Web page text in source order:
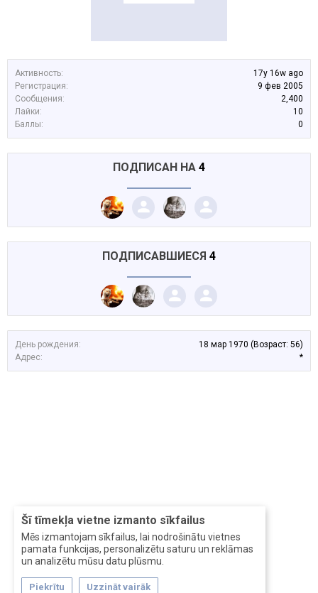
Šī tīmekļa vietne izmanto sīkfailus
Mēs izmantojam sīkfailus, lai nodrošinātu vietnes
pamata funkcijas, personalizētu saturu un reklāmas
un analizētu mūsu datu plūsmu.
Piekrītu Uzzināt vairāk
Активность:
17y 16w ago
Регистрация:
9 фев 2005
Сообщения:
2,400
Лайки:
10
Баллы:
0
ПОДПИСАН НА 4
ПОДПИСАВШИЕСЯ 4
День рождения: 18 мар 1970 (Возраст: 56)
Адрес:
*